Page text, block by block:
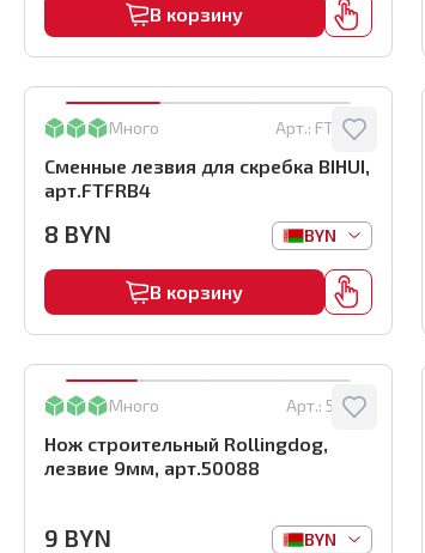
В корзину
Много Арт.: FTFRB4
Сменные лезвия для скребка BIHUI,
арт.FTFRB4
8 BYN BYN
В корзину
Много Арт.: 50088
Нож строительный Rollingdog,
лезвие 9мм, арт.50088
9 BYN BYN